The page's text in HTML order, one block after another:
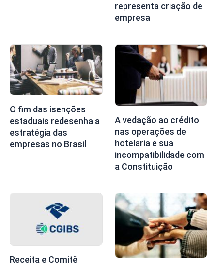
representa criação de
empresa
O fim das isenções
estaduais redesenha a
estratégia das
empresas no Brasil
A vedação ao crédito
nas operações de
hotelaria e sua
incompatibilidade com
a Constituição
Receita e Comitê